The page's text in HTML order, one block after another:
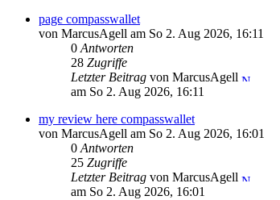
page compasswallet
von MarcusAgell am So 2. Aug 2026, 16:11
0 Antworten
28 Zugriffe
Letzter Beitrag von MarcusAgell
am So 2. Aug 2026, 16:11
my review here compasswallet
von MarcusAgell am So 2. Aug 2026, 16:01
0 Antworten
25 Zugriffe
Letzter Beitrag von MarcusAgell
am So 2. Aug 2026, 16:01